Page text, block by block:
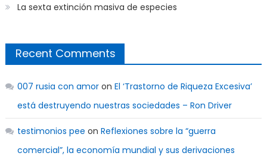
La sexta extinción masiva de especies
Recent Comments
007 rusia con amoron El ‘Trastorno de Riqueza Excesiva’
está destruyendo nuestras sociedades – Ron Driver
testimonios pee on Reflexiones sobre la “guerra
comercial”, la economía mundial y sus derivaciones